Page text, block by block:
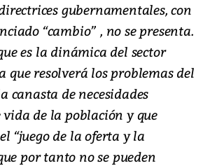
gubernamentales, con
“cambio” , no se presenta.
es la dinámica del sector
que resolverá los problemas del
canasta de necesidades
de la población y que
“juego de la oferta y la
por tanto no se pueden